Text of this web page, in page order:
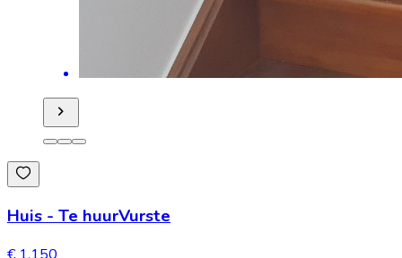
Huis - Te huurVurste